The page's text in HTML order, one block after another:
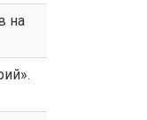
на